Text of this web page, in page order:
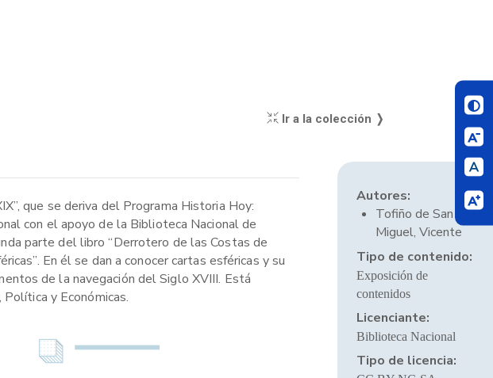
Ir a la colección ❭
que se deriva del Programa Historia Hoy:
con el apoyo de la Biblioteca Nacional de
parte del libro “Derrotero de las Costas de
En él se dan a conocer cartas esféricas y su
de la navegación del Siglo XVIII. Está
y Económicas.
Autores:
Tofiño de San
Miguel, Vicente
Tipo de contenido:
Exposición de
contenidos
Licenciante:
Biblioteca Nacional
Tipo de licencia: